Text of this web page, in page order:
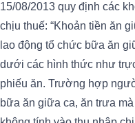
15/08/2013 quy định các
chịu thuế: “Khoản tiền ăn
lao động tổ chức bữa ăn
dưới các hình thức như
phiếu ăn. Trường hợp
bữa ăn giữa ca, ăn trưa